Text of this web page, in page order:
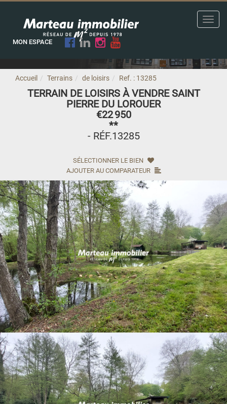
MON ESPACE
Accueil Terrains de loisirs Ref. : 13285
TERRAIN DE LOISIRS À VENDRE SAINT
PIERRE DU LOROUER
€22 950
**
- RÉF.13285
SÉLECTIONNER LE BIEN
AJOUTER AU COMPARATEUR